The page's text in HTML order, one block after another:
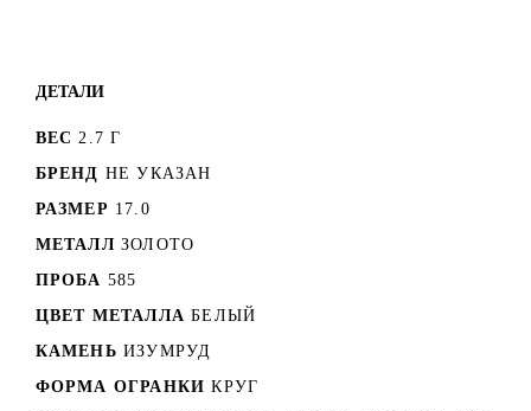
ДЕТАЛИ
ВЕС 2.7 Г
БРЕНД НЕ УКАЗАН
РАЗМЕР 17.0
МЕТАЛЛ ЗОЛОТО
ПРОБА 585
ЦВЕТ МЕТАЛЛА БЕЛЫЙ
КАМЕНЬ ИЗУМРУД
ФОРМА ОГРАНКИ КРУГ